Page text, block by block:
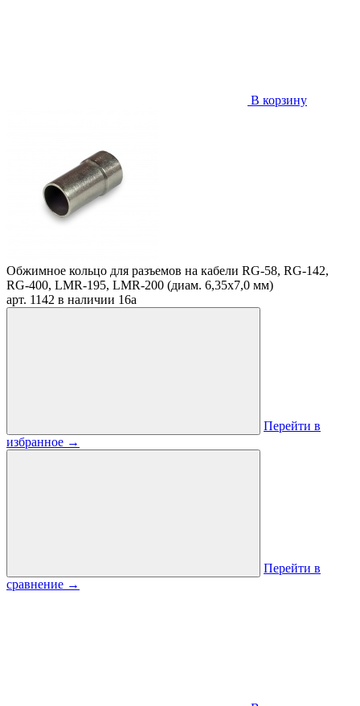
В корзину
Обжимное кольцо для разъемов на кабели RG-58, RG-142,
RG-400, LMR-195, LMR-200 (диам. 6,35х7,0 мм)
арт. 1142 в наличии 16a
Перейти в
избранное →
Перейти в
сравнение →